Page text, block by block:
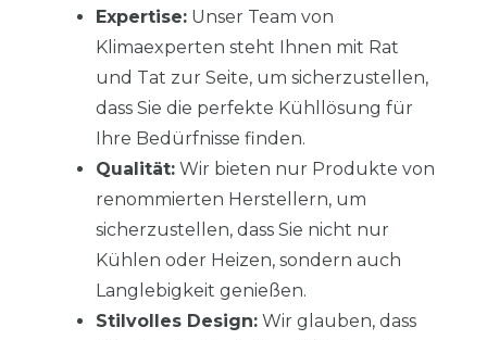
Expertise: Unser Team von
Klimaexperten steht Ihnen mit Rat
und Tat zur Seite, um sicherzustellen,
dass Sie die perfekte Kühllösung für
Ihre Bedürfnisse finden.
Qualität: Wir bieten nur Produkte von
renommierten Herstellern, um
sicherzustellen, dass Sie nicht nur
Kühlen oder Heizen, sondern auch
Langlebigkeit genießen.
Stilvolles Design: Wir glauben, dass